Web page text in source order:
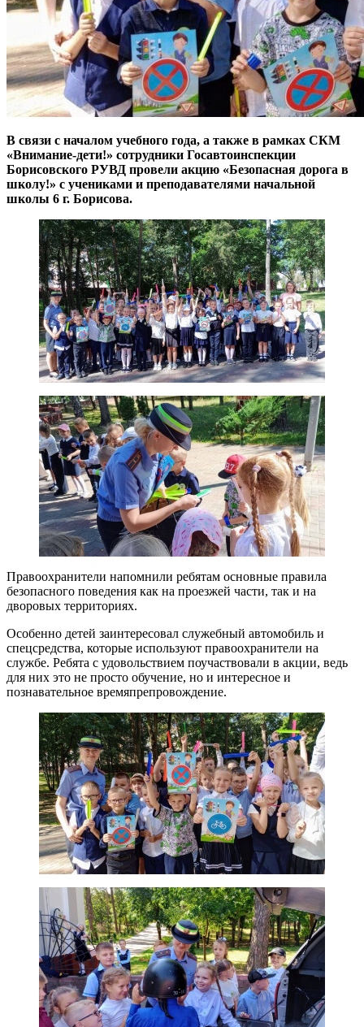
В связи с началом учебного года, а также в рамках СКМ
«Внимание-дети!» сотрудники Госавтоинспекции
Борисовского РУВД провели акцию «Безопасная дорога в
школу!» с учениками и преподавателями начальной
школы 6 г. Борисова.
Правоохранители напомнили ребятам основные правила
безопасного поведения как на проезжей части, так и на
дворовых территориях.
Особенно детей заинтересовал служебный автомобиль и
спецсредства, которые используют правоохранители на
службе. Ребята с удовольствием поучаствовали в акции, ведь
для них это не просто обучение, но и интересное и
познавательное времяпрепровождение.